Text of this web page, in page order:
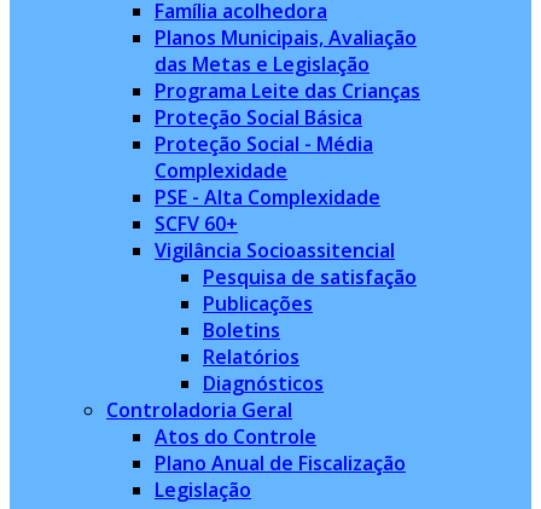
Família acolhedora
Planos Municipais, Avaliação
das Metas e Legislação
Programa Leite das Crianças
Proteção Social Básica
Proteção Social - Média
Complexidade
PSE - Alta Complexidade
SCFV 60+
Vigilância Socioassitencial
Pesquisa de satisfação
Publicações
Boletins
Relatórios
Diagnósticos
Controladoria Geral
Atos do Controle
Plano Anual de Fiscalização
Legislação